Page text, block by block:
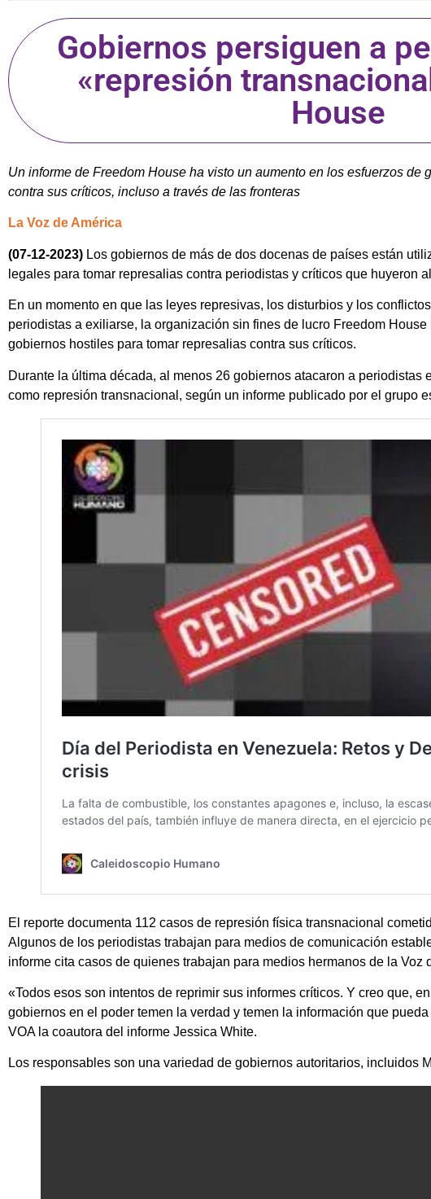
Gobiernos persiguen a
«represión
House
Un informe de Freedom House ha visto un aumento en los esfuerzos de
contra sus críticos, incluso a través de las fronteras
La Voz de América
(07-12-2023) Los gobiernos de más de dos docenas de países están
legales para tomar represalias contra periodistas y críticos que huyeron
En un momento en que las leyes represivas, los disturbios y los
periodistas a exiliarse, la organización sin fines de lucro Freedom
gobiernos hostiles para tomar represalias contra sus críticos.
Durante la última década, al menos 26 gobiernos atacaron a periodistas
como represión transnacional, según un informe publicado por el grupo
El reporte documenta 112 casos de represión física transnacional
Algunos de los periodistas trabajan para medios de comunicación
informe cita casos de quienes trabajan para medios hermanos de la Voz
«Todos esos son intentos de reprimir sus informes críticos. Y creo que,
gobiernos en el poder temen la verdad y temen la información que
VOA la coautora del informe Jessica White.
Los responsables son una variedad de gobiernos autoritarios, incluidos